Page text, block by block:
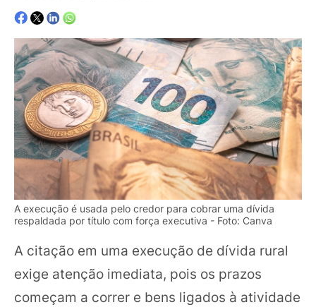
A execução é usada pelo credor para cobrar uma dívida
respaldada por título com força executiva - Foto: Canva
A citação em uma execução de dívida rural
exige atenção imediata, pois os prazos
começam a correr e bens ligados à atividade